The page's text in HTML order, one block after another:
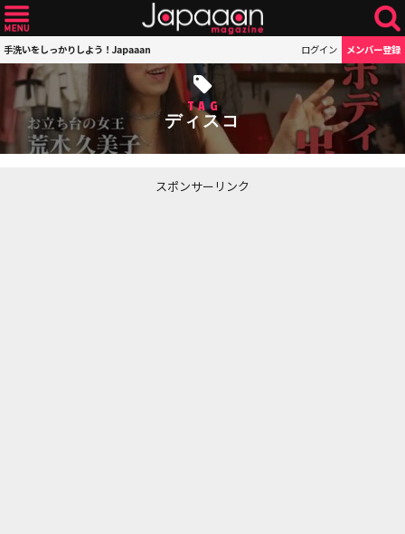
手洗いをしっかりしよう！Japaaan ログイン メンバー登録
TAG
ディスコ
スポンサーリンク